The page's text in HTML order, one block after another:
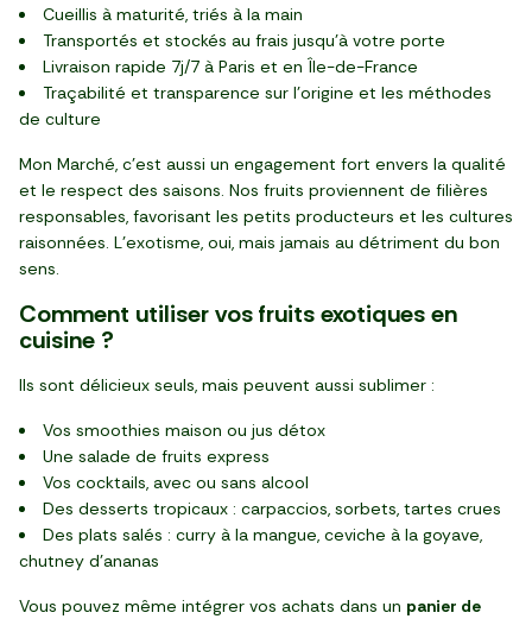
Cueillis à maturité, triés à la main
Transportés et stockés au frais jusqu’à votre porte
Livraison rapide 7j/7 à Paris et en Île-de-France
Traçabilité et transparence sur l’origine et les méthodes
de culture
Mon Marché, c’est aussi un engagement fort envers la qualité
et le respect des saisons. Nos fruits proviennent de filières
responsables, favorisant les petits producteurs et les cultures
raisonnées. L’exotisme, oui, mais jamais au détriment du bon
sens.
Comment utiliser vos fruits exotiques en
cuisine ?
Ils sont délicieux seuls, mais peuvent aussi sublimer :
Vos smoothies maison ou jus détox
Une salade de fruits express
Vos cocktails, avec ou sans alcool
Des desserts tropicaux : carpaccios, sorbets, tartes crues
Des plats salés : curry à la mangue, ceviche à la goyave,
chutney d’ananas
Vous pouvez même intégrer vos achats dans un panier de